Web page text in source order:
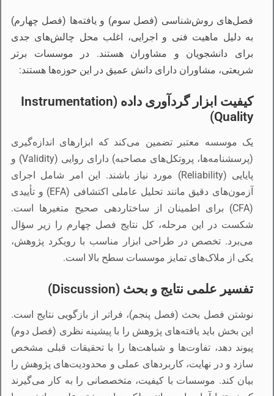
فصل‌های روش‌شناسی (فصل سوم) و یافته‌ها (فصل چهارم)
به دلیل ماهیت فنی و اجرایی، اغلب محل چالش‌های جدی
برای دانشجویان و مشاوران هستند. در موسسات برتر
شریعتی، مشاوران دارای دانش عمیق در این حوزه‌ها هستند:
کیفیت ابزار گردآوری داده (Instrumentation
Quality)
یک موسسه معتبر تضمین می‌کند که ابزارهای اندازه‌گیری
(پرسشنامه‌ها، پروتکل‌های مصاحبه) دارای روایی (Validity) و
پایایی (Reliability) مورد نیاز باشند. این امر شامل اجرای
آزمون‌های دقیق مانند تحلیل عاملی اکتشافی (EFA) و تأییدی
(CFA) برای اطمینان از ساختاردهی صحیح متغیرها است.
شکست در این مرحله، کل نتایج فصل چهارم را زیر سؤال
می‌برد. تخصص در طراحی ابزار مناسب با رویکرد پژوهش،
یکی از ملاک‌های تمایز موسسات سطح بالا است.
تفسیر علمی نتایج و بحث (Discussion)
نوشتن فصل بحث (فصل پنجم)، فراتر از بازگویی نتایج است.
این بخش باید یافته‌های پژوهش را با پیشینه نظری (فصل دوم)
پیوند دهد، تفاوت‌ها و شباهت‌ها را با تحقیقات قبلی مشخص
سازد و در نهایت، کاربردهای عملی و محدودیت‌های پژوهش را
بیان کند. موسسات با کیفیت، متخصصانی را به کار می‌گیرند